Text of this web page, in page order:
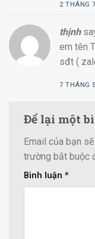
2 THÁNG
thịnh
em tên
sđt (
7 THÁNG
Để lại một
Email của bạn
trường bắt buộc
Bình luận *